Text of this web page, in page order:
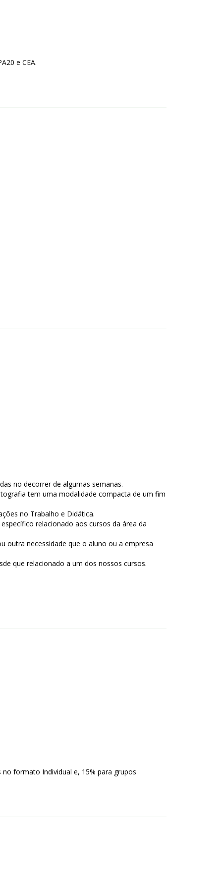
e CEA.
no decorrer de algumas semanas.
tem uma modalidade compacta de um fim
no Trabalho e Didática.
relacionado aos cursos da área da
outra necessidade que o aluno ou a empresa
que relacionado a um dos nossos cursos.
formato Individual e, 15% para grupos